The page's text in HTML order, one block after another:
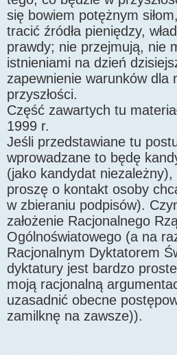
się bowiem potężnym
tracić źródła pieniędzy,
prawdy; nie przejmują, nie
istnieniami na dzień
zapewnienie warunków dla
przyszłości.
Część zawartych tu
1999 r.
Jeśli przedstawiane tu
wprowadzane to będę
(jako kandydat
proszę o kontakt osoby
w zbieraniu podpisów).
założenie Racjonalnego
Ogólnoświatowego (a na
Racjonalnym Dyktatorem
dyktatury jest bardzo
moją racjonalną
uzasadnić obecne
zamilknę na zawsze)).